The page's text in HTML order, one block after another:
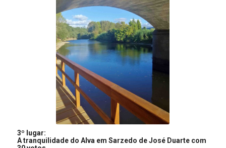
3º lugar:
A tranquilidade do Alva em Sarzedo de José Duarte com